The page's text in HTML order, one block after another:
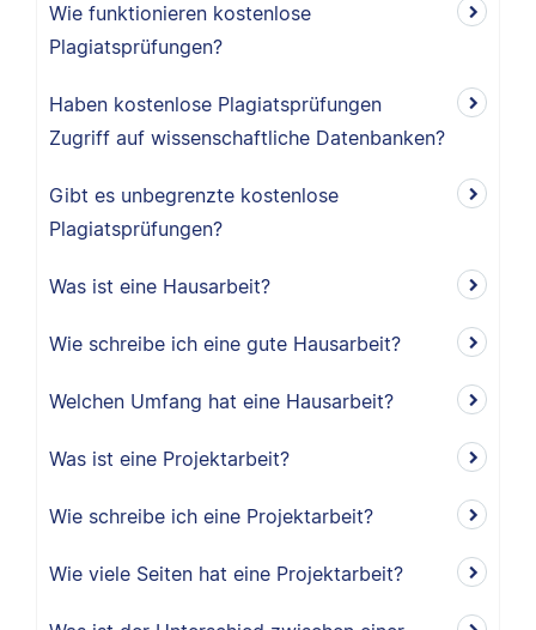
Wie funktionieren kostenlose
Plagiatsprüfungen?
Haben kostenlose Plagiatsprüfungen
Zugriff auf wissenschaftliche Datenbanken?
Gibt es unbegrenzte kostenlose
Plagiatsprüfungen?
Was ist eine Hausarbeit?
Wie schreibe ich eine gute Hausarbeit?
Welchen Umfang hat eine Hausarbeit?
Was ist eine Projektarbeit?
Wie schreibe ich eine Projektarbeit?
Wie viele Seiten hat eine Projektarbeit?